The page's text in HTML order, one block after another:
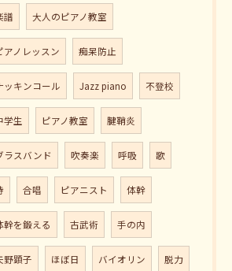
譜 大人のピアノ教室
アノレッスン 痴呆防止
ッキンコール Jazz piano 不登校
学生 ピアノ教室 腱鞘炎
ラスバンド 吹奏楽 呼吸 歌
合唱 ピアニスト 体幹
幹を鍛える 古武術 手の内
野顕子 ほぼ日 バイオリン 脱力